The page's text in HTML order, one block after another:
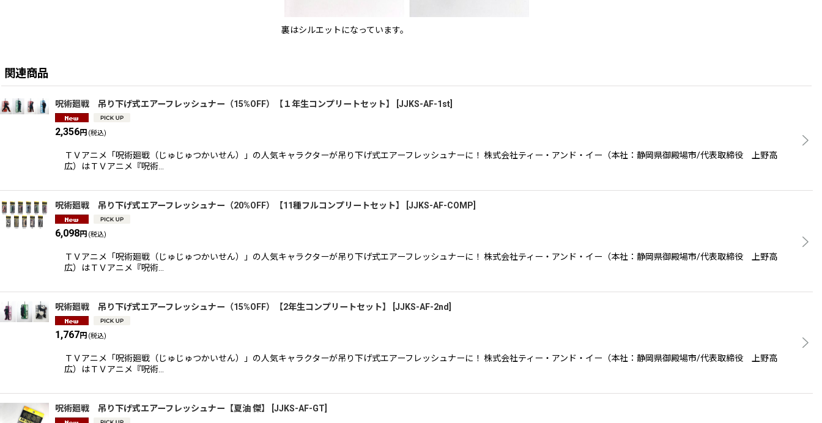
裏はシルエットになっています。
関連商品
呪術廻戦 吊り下げ式エアーフレッシュナー（15%OFF）【１年生コンプリートセット】 JJKS-AF-1st
2,356円 (税込)
ＴＶアニメ「呪術廻戦（じゅじゅつかいせん）」の人気キャラクターが吊り下げ式エアーフレッシュナーに！ 株式会社ティー・アンド・イー（本社：静岡県御殿場市/代表取締役 上野高
広）はＴＶアニメ『呪術…
呪術廻戦 吊り下げ式エアーフレッシュナー（20%OFF）【11種フルコンプリートセット】 JJKS-AF-COMP
6,098円 (税込)
ＴＶアニメ「呪術廻戦（じゅじゅつかいせん）」の人気キャラクターが吊り下げ式エアーフレッシュナーに！ 株式会社ティー・アンド・イー（本社：静岡県御殿場市/代表取締役 上野高
広）はＴＶアニメ『呪術…
呪術廻戦 吊り下げ式エアーフレッシュナー（15%OFF）【2年生コンプリートセット】 JJKS-AF-2nd
1,767円 (税込)
ＴＶアニメ「呪術廻戦（じゅじゅつかいせん）」の人気キャラクターが吊り下げ式エアーフレッシュナーに！ 株式会社ティー・アンド・イー（本社：静岡県御殿場市/代表取締役 上野高
広）はＴＶアニメ『呪術…
呪術廻戦 吊り下げ式エアーフレッシュナー【夏油 傑】 JJKS-AF-GT